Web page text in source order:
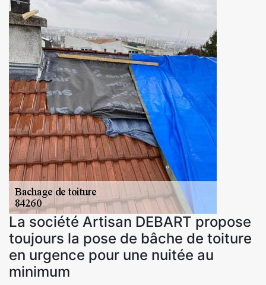
La société Artisan DEBART propose
toujours la pose de bâche de toiture
en urgence pour une nuitée au
minimum